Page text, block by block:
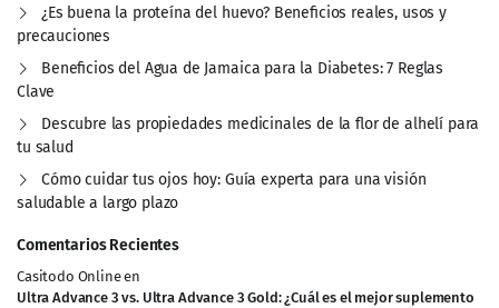
¿Es buena la proteína del huevo? Beneficios reales, usos y
precauciones
Beneficios del Agua de Jamaica para la Diabetes: 7 Reglas
Clave
Descubre las propiedades medicinales de la flor de alhelí para
tu salud
Cómo cuidar tus ojos hoy: Guía experta para una visión
saludable a largo plazo
Comentarios Recientes
Casitodo Onlineen
Ultra Advance 3 vs. Ultra Advance 3 Gold: ¿Cuál es el mejor suplemento